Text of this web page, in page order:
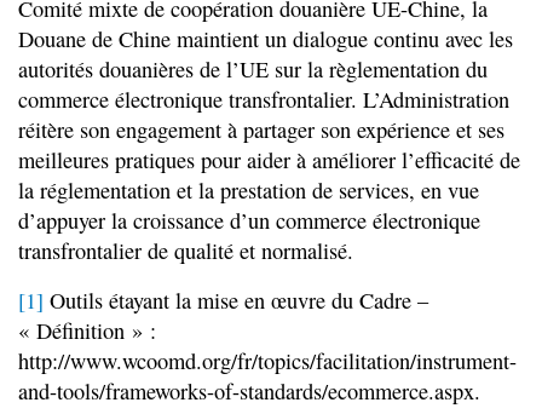
Comité mixte de coopération douanière UE-Chine, la
Douane de Chine maintient un dialogue continu avec les
autorités douanières de l’UE sur la règlementation du
commerce électronique transfrontalier. L’Administration
réitère son engagement à partager son expérience et ses
meilleures pratiques pour aider à améliorer l’efficacité de
la réglementation et la prestation de services, en vue
d’appuyer la croissance d’un commerce électronique
transfrontalier de qualité et normalisé.
[1] Outils étayant la mise en œuvre du Cadre –
« Définition » :
http://www.wcoomd.org/fr/topics/facilitation/instrument-
and-tools/frameworks-of-standards/ecommerce.aspx.